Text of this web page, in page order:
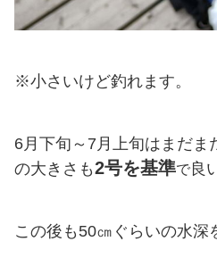
※小さいけど釣れます。
6月下旬～7月上旬はまだま
の大きさも2号を基準で良
この後も50㎝ぐらいの水深